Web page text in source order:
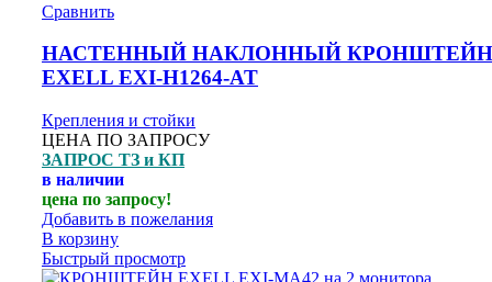
Сравнить
НАСТЕННЫЙ НАКЛОННЫЙ КРОНШТЕЙН
EXELL EXI-H1264-AT
Крепления и стойки
ЦЕНА ПО ЗАПРОСУ
ЗАПРОС ТЗ и КП
в наличии
цена по запросу!
Добавить в пожелания
В корзину
Быстрый просмотр